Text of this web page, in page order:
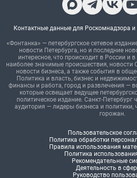
Контактные данные для Роскомнадзора и
«Фонтанка» — петербургское сетевое
новости Петербурга, но и последние
интересное, что происходит в России и
наиболее значимые происшествия, новости
новости бизнеса, а также события в
Политика и власть, бизнес и
финансы и работа, город и развлечения —
которые освещает ведущее
политическое издание. Санкт-
аудитория — лидеры бизнеса и политики,
горожан.
Пользовательское
Политика обработки
Правила использования
Политика
Рекомендательные
Деятельность в
Руководство